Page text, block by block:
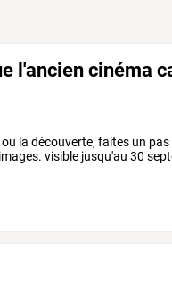
l'ancien cinéma
la découverte, faites un
visible jusqu'au 30